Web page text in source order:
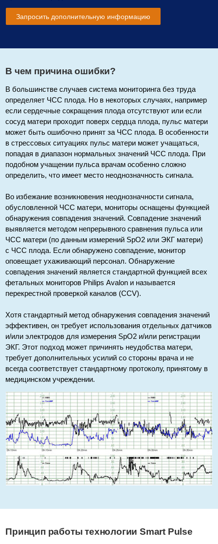
Запросить дополнительную информацию
В чем причина ошибки?
В большинстве случаев система мониторинга без труда
определяет ЧСС плода. Но в некоторых случаях, например
если сердечные сокращения плода отсутствуют или если
сосуд матери проходит поверх сердца плода, пульс матери
может быть ошибочно принят за ЧСС плода. В особенности
в стрессовых ситуациях пульс матери может учащаться,
попадая в диапазон нормальных значений ЧСС плода. При
подобном учащении пульса врачам особенно сложно
определить, что имеет место неоднозначность сигнала.
Во избежание возникновения неоднозначности сигнала,
обусловленной ЧСС матери, мониторы оснащены функцией
обнаружения совпадения значений. Совпадение значений
выявляется методом непрерывного сравнения пульса или
ЧСС матери (по данным измерений SpO2 или ЭКГ матери)
с ЧСС плода. Если обнаружено совпадение, монитор
оповещает ухаживающий персонал. Обнаружение
совпадения значений является стандартной функцией всех
фетальных мониторов Philips Avalon и называется
перекрестной проверкой каналов (CCV).
Хотя стандартный метод обнаружения совпадения значений
эффективен, он требует использования отдельных датчиков
и/или электродов для измерения SpO2 и/или регистрации
ЭКГ. Этот подход может причинять неудобства матери,
требует дополнительных усилий со стороны врача и не
всегда соответствует стандартному протоколу, принятому в
медицинском учреждении.
Принцип работы технологии Smart Pulse